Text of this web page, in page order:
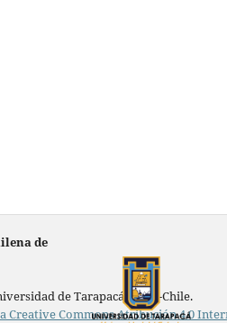
de
de Tarapacá, Arica-Chile.
Creative Commons Atribución 4.0